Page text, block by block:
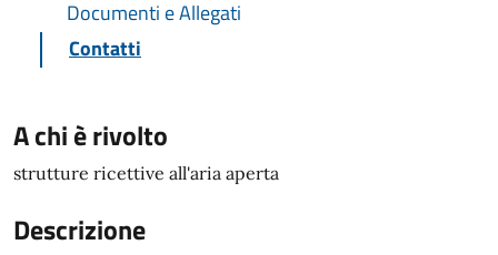
Documenti e Allegati
Contatti
A chi è rivolto
strutture ricettive all'aria aperta
Descrizione